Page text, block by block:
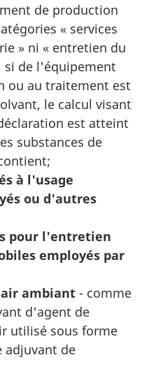
de production
« services
» ni « entretien du
si de l'équipement
ou au traitement est
le calcul visant
est atteint
substances de
à l'usage
ou d'autres
pour l'entretien
employés par
ambiant - comme
d'agent de
utilisé sous forme
adjuvant de